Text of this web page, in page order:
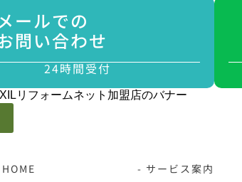
ールでの
問い合わせ
24時間受付
- サービス案内